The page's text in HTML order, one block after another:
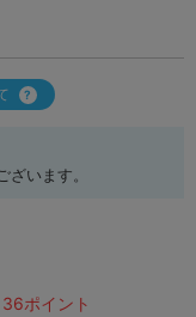
います。
36ポイント